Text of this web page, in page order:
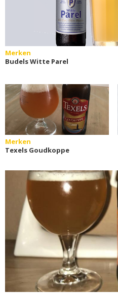
Merken
Budels Witte Parel
Merken
Texels Goudkoppe